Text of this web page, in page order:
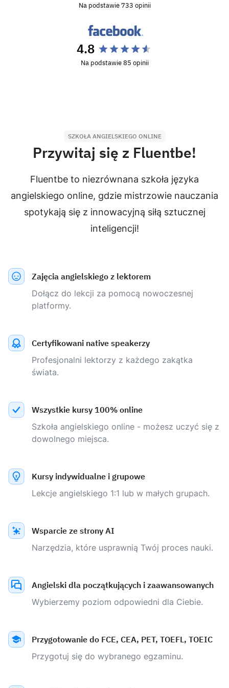
Na podstawie 733 opinii
4.8
Na podstawie 85 opinii
SZKOŁA ANGIELSKIEGO ONLINE
Przywitaj się z Fluentbe!
Fluentbe to niezrównana szkoła języka
angielskiego online, gdzie mistrzowie nauczania
spotykają się z innowacyjną siłą sztucznej
inteligencji!
Zajęcia angielskiego z lektorem
Dołącz do lekcji za pomocą nowoczesnej
platformy.
Certyfikowani native speakerzy
Profesjonalni lektorzy z każdego zakątka
świata.
Wszystkie kursy 100% online
Szkoła angielskiego online - możesz uczyć się z
dowolnego miejsca.
Kursy indywidualne i grupowe
Lekcje angielskiego 1:1 lub w małych grupach.
Wsparcie ze strony AI
Narzędzia, które usprawnią Twój proces nauki.
Angielski dla początkujących i zaawansowanych
Wybierzemy poziom odpowiedni dla Ciebie.
Przygotowanie do FCE, CEA, PET, TOEFL, TOEIC
Przygotuj się do wybranego egzaminu.